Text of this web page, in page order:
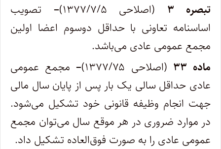
تبصره ۳
(اصلاحی ۱۳۷۷/۷/۵) – تصویب
اساسنامه تعاونی با حداقل دوسوم اعضا اولین
مجمع عمومی عادی می‌باشد.
ماده ۳۳
(اصلاحی ۱۳۷۷/۷۵) –مجمع عمومی
عادی حداقل سالی یک بار پس از پایان سال مالی
جهت انجام وظیفه قانونی خود تشکیل می‌شود.
در موارد ضروری در هر موقع سال می‌توان مجمع
عمومی عادی را به صورت فوق‌العاده تشکیل داد.